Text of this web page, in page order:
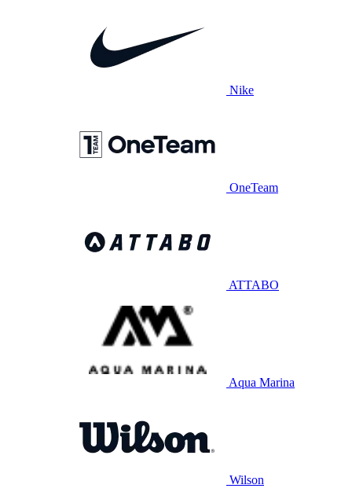
Nike
OneTeam
ATTABO
Aqua Marina
Wilson